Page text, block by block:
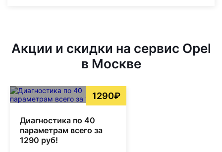
Акции и скидки на сервис Opel
в Москве
1290₽
Диагностика по 40
параметрам всего за
1290 руб!